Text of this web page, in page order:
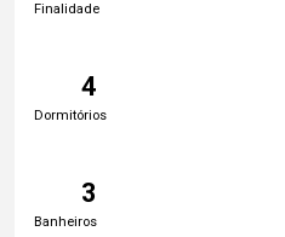
Finalidade
4
Dormitórios
3
Banheiros